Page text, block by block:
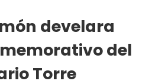
develara
del
Torre